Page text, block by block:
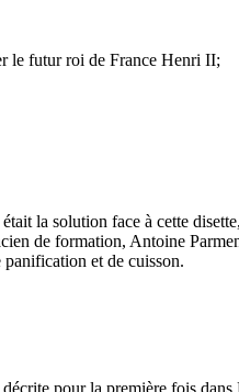
le futur roi de France Henri II;
la solution face à cette
de formation, Antoine
et de cuisson.
pour la première fois dans